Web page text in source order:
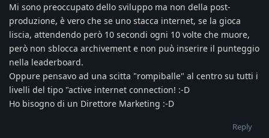
Mi sono preoccupato dello sviluppo ma non della post-
produzione, è vero che se uno stacca internet, se la gioca
liscia, attendendo però 10 secondi ogni 10 volte che muore,
però non sblocca archivement e non può inserire il punteggio
nella leaderboard.
Oppure pensavo ad una scitta "rompiballe" al centro su tutti i
livelli del tipo "active internet connection! :-D
Ho bisogno di un Direttore Marketing :-D
Reply